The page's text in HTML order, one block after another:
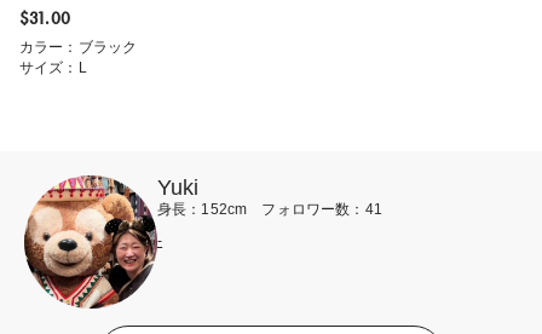
$‌31.00
カラー：ブラック
サイズ：L
Yuki
身長：152cm フォロワー数：41
-